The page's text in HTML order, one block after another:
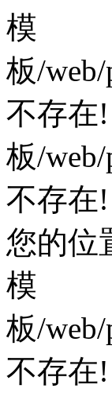
模
板/web/
不存在!
板/web/
不存在!
您的位
模
板/web/
不存在!